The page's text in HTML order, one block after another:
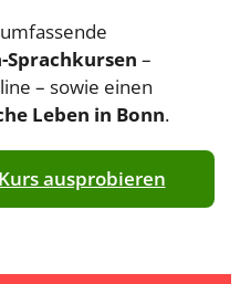
Sprachkursen –
– sowie einen
Leben in Bonn.
ausprobieren